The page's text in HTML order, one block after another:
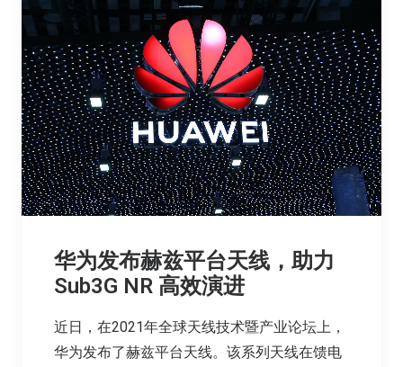
华为发布赫兹平台天线，助力
Sub3G NR 高效演进
近日，在2021年全球天线技术暨产业论坛上，
华为发布了赫兹平台天线。该系列天线在馈电